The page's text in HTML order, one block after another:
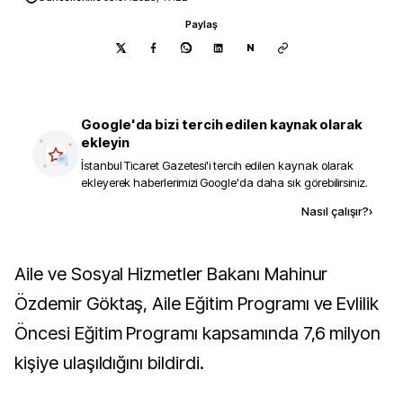
Paylaş
N
Google'da bizi tercih edilen kaynak olarak
ekleyin
İstanbul Ticaret Gazetesi'i tercih edilen kaynak olarak
ekleyerek haberlerimizi Google'da daha sık görebilirsiniz.
Nasıl çalışır?›
Aile ve Sosyal Hizmetler Bakanı Mahinur
Özdemir Göktaş, Aile Eğitim Programı ve Evlilik
Öncesi Eğitim Programı kapsamında 7,6 milyon
kişiye ulaşıldığını bildirdi.